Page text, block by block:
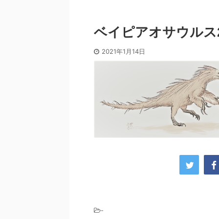
ベイピアオサウル
2021年1月14日
-